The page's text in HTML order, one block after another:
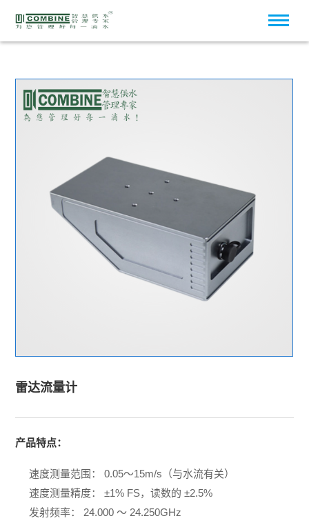
雷达流量计
产品特点：
速度测量范围： 0.05～15m/s（与水流有关）
速度测量精度： ±1% FS，读数的 ±2.5%
发射频率： 24.000 ～ 24.250GHz